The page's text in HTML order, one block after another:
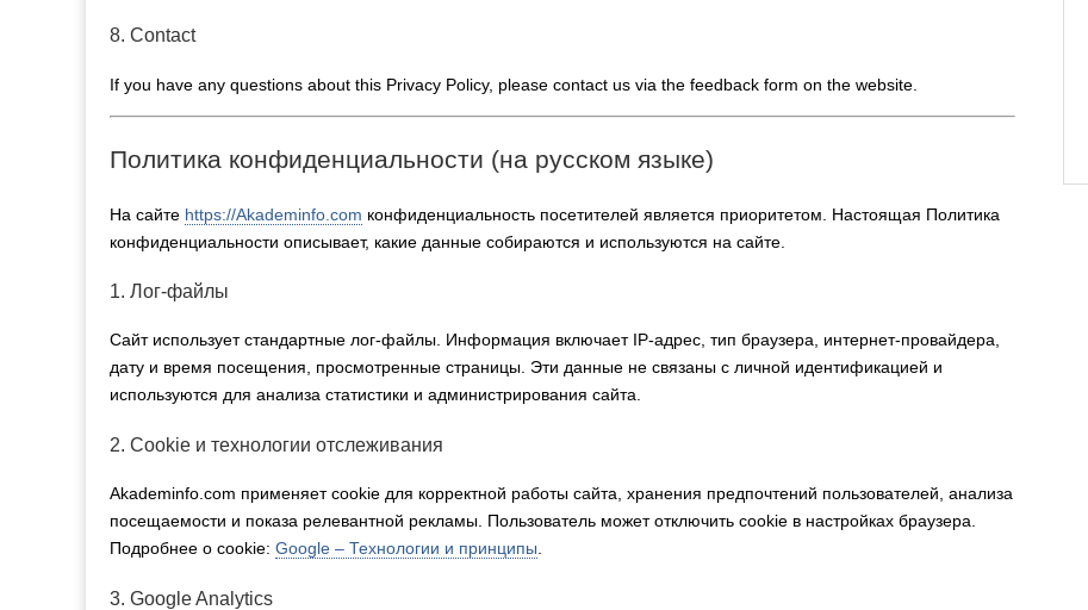
8. Contact
If you have any questions about this Privacy Policy, please contact us via the feedback form on the website.
Политика конфиденциальности (на русском языке)
На сайте https://Akademinfo.com конфиденциальность посетителей является приоритетом. Настоящая Политика
конфиденциальности описывает, какие данные собираются и используются на сайте.
1. Лог-файлы
Сайт использует стандартные лог-файлы. Информация включает IP-адрес, тип браузера, интернет-провайдера,
дату и время посещения, просмотренные страницы. Эти данные не связаны с личной идентификацией и
используются для анализа статистики и администрирования сайта.
2. Cookie и технологии отслеживания
Akademinfo.com применяет cookie для корректной работы сайта, хранения предпочтений пользователей, анализа
посещаемости и показа релевантной рекламы. Пользователь может отключить cookie в настройках браузера.
Подробнее о cookie: Google – Технологии и принципы
3. Google Analytics